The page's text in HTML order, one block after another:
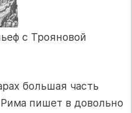
с Трояновой
большая часть
пишет в довольно